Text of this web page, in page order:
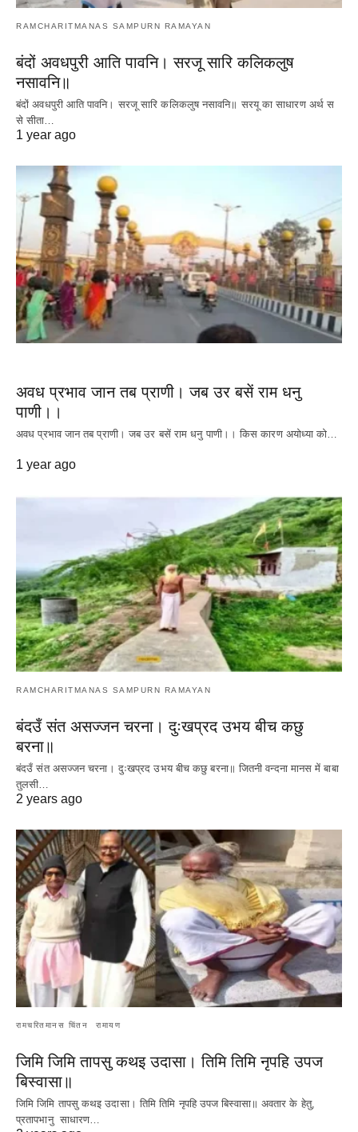
RAMCHARITMANAS SAMPURN RAMAYAN
बंदों अवधपुरी आति पावनि। सरजू सारि कलिकलुष
नसावनि॥
बंदों अवधपुरी आति पावनि। सरजू सारि कलिकलुष नसावनि॥ सरयू का साधारण अर्थ स
से सीता…
1 year ago
अवध प्रभाव जान तब प्राणी। जब उर बसें राम धनु
पाणी।।
अवध प्रभाव जान तब प्राणी। जब उर बसें राम धनु पाणी।। किस कारण अयोध्या को…
1 year ago
RAMCHARITMANAS SAMPURN RAMAYAN
बंदउँ संत असज्जन चरना। दुःखप्रद उभय बीच कछु
बरना॥
बंदउँ संत असज्जन चरना। दुःखप्रद उभय बीच कछु बरना॥ जितनी वन्दना मानस में बाबा
तुलसी…
2 years ago
रामचरितमानस चिंतन रामायण
जिमि जिमि तापसु कथइ उदासा। तिमि तिमि नृपहि उपज
बिस्वासा॥
जिमि जिमि तापसु कथइ उदासा। तिमि तिमि नृपहि उपज बिस्वासा॥ अवतार के हेतु,
प्रतापभानु साधारण…